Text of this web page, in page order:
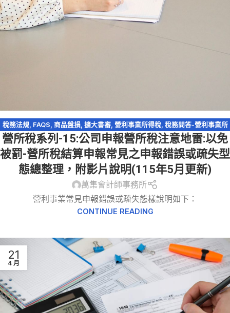
稅務法規, FAQS 商品盤損, 擴大書審, 營利事業所得稅, 稅務問答-營利事業所
得稅
營所稅系列-15:公司申報營所稅注意地雷:以免
被罰-營所稅結算申報常見之申報錯誤或疏失型
態總整理，附影片說明(115年5月更新)
萬集會計師事務所
營利事業常見申報錯誤或疏失態樣說明如下：
CONTINUE READING
21
4 月